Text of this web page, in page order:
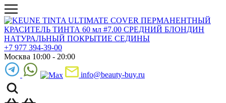
+7 977 394-39-00
Москва 10:00 - 20:00
info@beauty-buy.ru